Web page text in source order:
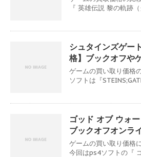
『 英雄伝説 黎の軌跡
シュタインズゲー
格】ブックオフや
ゲームの買い取り価格
ソフトは『
ゴッド オブ ウォ
ブックオフオンラ
ゲームの買い取り価格
今回はps4ソフトの『